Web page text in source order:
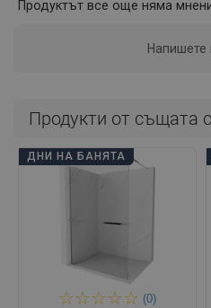
Продуктът все още няма
Напишете
Продукти от същата
ДНИ НА БАНЯТА
(0)